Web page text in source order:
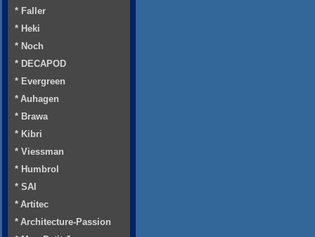
* Faller
* Heki
* Noch
* DECAPOD
* Evergreen
* Auhagen
* Brawa
* Kibri
* Viessman
* Humbrol
* SAI
* Artitec
* Architecture-Passion